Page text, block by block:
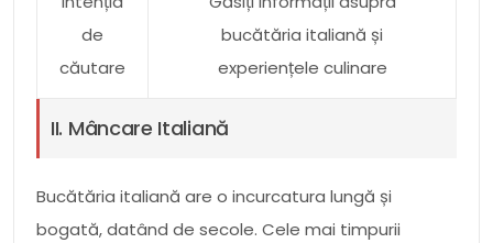
de
căutare
bucătăria italiană și
experiențele culinare
II. Mâncare Italiană
Bucătăria italiană are o incurcatura lungă și
bogată, datând de secole. Cele mai timpurii